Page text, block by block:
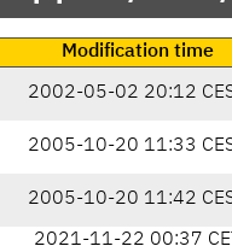
Modification time
2002-05-02 20:12
2005-10-20 11:33
2005-10-20 11:42
2021-11-22 00:37